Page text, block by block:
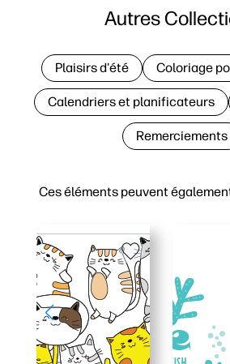
Ces éléments peuvent
Autres
Plaisirs d'été Coloriage
Calendriers et planificateurs
Remerciements